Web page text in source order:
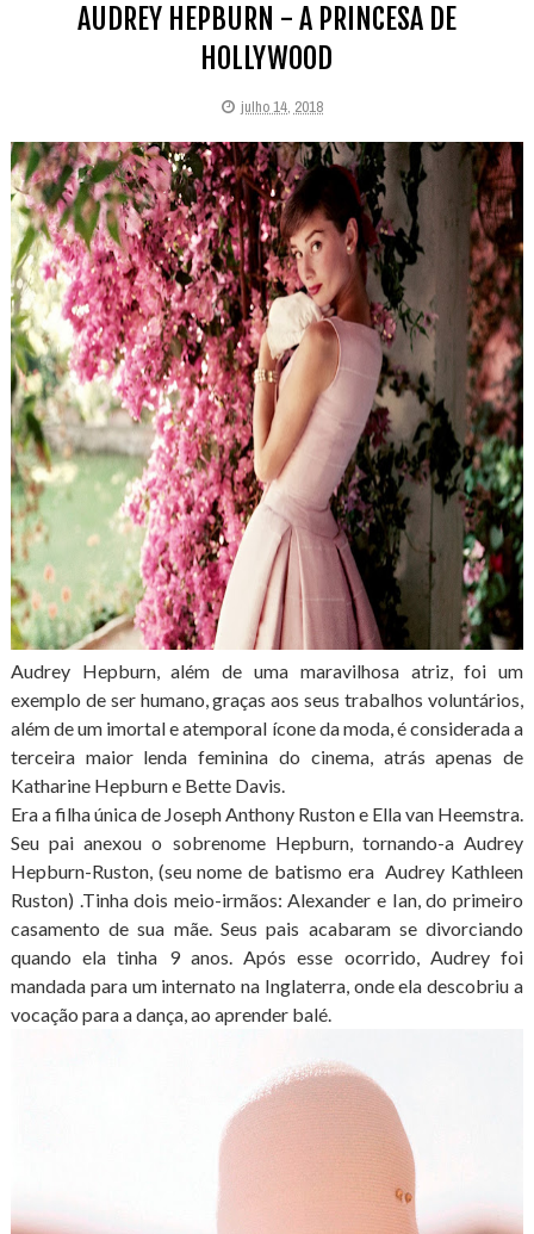
AUDREY HEPBURN - A PRINCESA DE
HOLLYWOOD
julho 14, 2018
Audrey Hepburn, além de uma maravilhosa atriz, foi um
exemplo de ser humano, graças aos seus trabalhos voluntários,
além de um imortal e atemporal ícone da moda, é considerada a
terceira maior lenda feminina do cinema, atrás apenas de
Katharine Hepburn e Bette Davis.
Era a filha única de Joseph Anthony Ruston e Ella van Heemstra.
Seu pai anexou o sobrenome Hepburn, tornando-a Audrey
Hepburn-Ruston, (seu nome de batismo era Audrey Kathleen
Ruston) .Tinha dois meio-irmãos: Alexander e Ian, do primeiro
casamento de sua mãe. Seus pais acabaram se divorciando
quando ela tinha 9 anos. Após esse ocorrido, Audrey foi
mandada para um internato na Inglaterra, onde ela descobriu a
vocação para a dança, ao aprender balé.